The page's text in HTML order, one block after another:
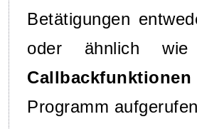
Betätigungen
oder ähnlich
Callbackfunktionen
Programm